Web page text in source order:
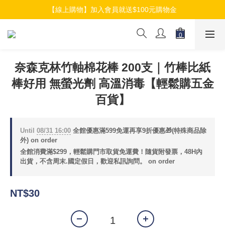
【線上購物】加入會員就送$100元購物金
【線上購物】加入會員就送$100元購物金
【線上購物】介紹好友加入會員再拿$50折扣金
奈森克林竹軸棉花棒 200支｜竹棒比紙
棒好用 無螢光劑 高溫消毒【輕鬆購五金
百貨】
Until 08/31 16:00 全館優惠滿599免運再享9折優惠🎁(特殊商品除
外) on order
全館消費滿$299，輕鬆購門市取貨免運費！隨貨附發票，48H內
出貨，不含周末.國定假日，歡迎私訊詢問。 on order
NT$30